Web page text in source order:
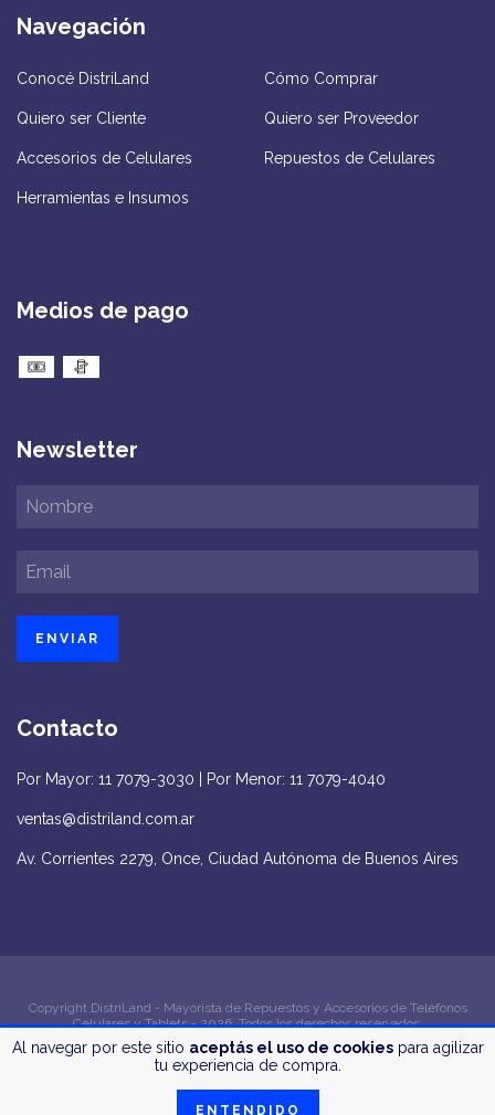
Al navegar por este sitio aceptás el uso de cookiespara agilizar
tu experiencia de compra.
ENTENDIDO
Navegación
Conocé DistriLand Cómo Comprar
Quiero ser Cliente Quiero ser Proveedor
Accesorios de Celulares Repuestos de Celulares
Herramientas e Insumos
Medios de pago
Newsletter
Contacto
Por Mayor: 11 7079-3030 | Por Menor: 11 7079-4040
ventas@distriland.com.ar
Av. Corrientes 2279, Once, Ciudad Autónoma de Buenos Aires
Copyright DistriLand - Mayorista de Repuestos y Accesorios de Teléfonos
Celulares y Tablets - 2026. Todos los derechos reservados.
Defensa de las y los consumidores. Para reclamosingrese aquí